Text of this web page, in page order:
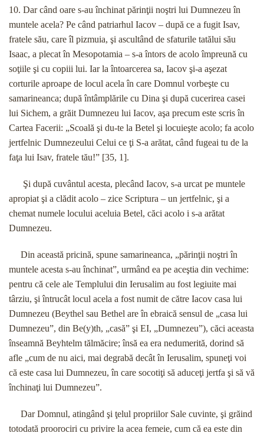
10. Dar când oare s-au închinat părinţii noştri lui Dumnezeu în
muntele acela? Pe când patriarhul Iacov – după ce a fugit Isav,
fratele său, care îl pizmuia, şi ascultând de sfaturile tatălui său
Isaac, a plecat în Mesopotamia – s-a întors de acolo împreună cu
soţiile şi cu copiii lui. Iar la întoarcerea sa, Iacov şi-a aşezat
corturile aproape de locul acela în care Domnul vorbeşte cu
samarineanca; după întâmplările cu Dina şi după cucerirea casei
lui Sichem, a grăit Dumnezeu lui Iacov, aşa precum este scris în
Cartea Facerii: „Scoală şi du-te la Betel şi locuieşte acolo; fa acolo
jertfelnic Dumnezeului Celui ce ţi S-a arătat, când fugeai tu de la
faţa lui Isav, fratele tău!” [35, 1].
Şi după cuvântul acesta, plecând Iacov, s-a urcat pe muntele
apropiat şi a clădit acolo – zice Scriptura – un jertfelnic, şi a
chemat numele locului aceluia Betel, căci acolo i s-a arătat
Dumnezeu.
Din această pricină, spune samarineanca, „părinţii noştri în
muntele acesta s-au închinat”, urmând ea pe aceştia din vechime:
pentru că cele ale Templului din Ierusalim au fost legiuite mai
târziu, şi întrucât locul acela a fost numit de către Iacov casa lui
Dumnezeu (Beythel sau Bethel are în ebraică sensul de „casa lui
Dumnezeu”, din Be(y)th, „casă” şi EI, „Dumnezeu”), căci aceasta
înseamnă Beyhtelm tălmăcire; însă ea era nedumerită, dorind să
afle „cum de nu aici, mai degrabă decât în Ierusalim, spuneţi voi
că este casa lui Dumnezeu, în care socotiţi să aduceţi jertfa şi să vă
închinaţi lui Dumnezeu”.
Dar Domnul, atingând şi ţelul propriilor Sale cuvinte, şi grăind
totodată proorociri cu privire la acea femeie, cum că ea este din